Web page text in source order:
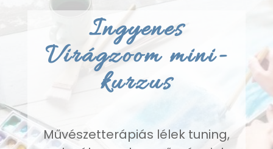
Ingyenes
Virágzoom mini-
kurzus
Művészetterápiás lélek tuning,